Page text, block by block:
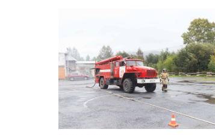
помощь, зафиксировали травмированную
ногу и на квадроцикле эвакуировали
пострадавшую к Центральной усадьбе
национального парка, где передали
сотрудникам скорой помощи», -
сообщили в областной поисково-
спасательной службе. Сотрудники МЧС
вновь напомнили: поход в лес и в горы
требует серьёзной подготовки и
правильно подобранного снаряжения.
Например, не стоит надевать обувь с